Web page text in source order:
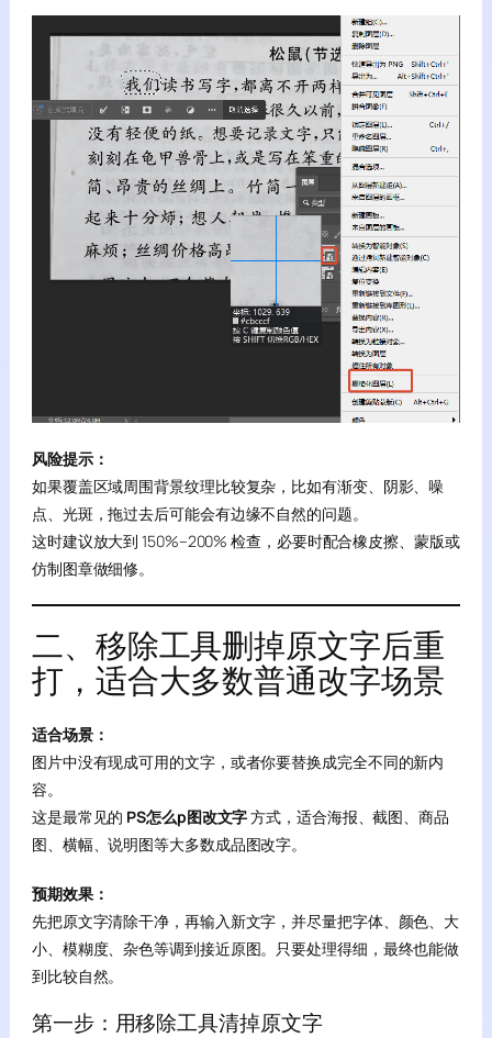
风险提示：
如果覆盖区域周围背景纹理比较复杂，比如有渐变、阴影、噪
点、光斑，拖过去后可能会有边缘不自然的问题。
这时建议放大到 150%–200% 检查，必要时配合橡皮擦、蒙版或
仿制图章做细修。
二、移除工具删掉原文字后重
打，适合大多数普通改字场景
适合场景：
图片中没有现成可用的文字，或者你要替换成完全不同的新内
容。
这是最常见的 PS怎么p图改文字方式，适合海报、截图、商品
图、横幅、说明图等大多数成品图改字。
预期效果：
先把原文字清除干净，再输入新文字，并尽量把字体、颜色、大
小、模糊度、杂色等调到接近原图。只要处理得细，最终也能做
到比较自然。
第一步：用移除工具清掉原文字